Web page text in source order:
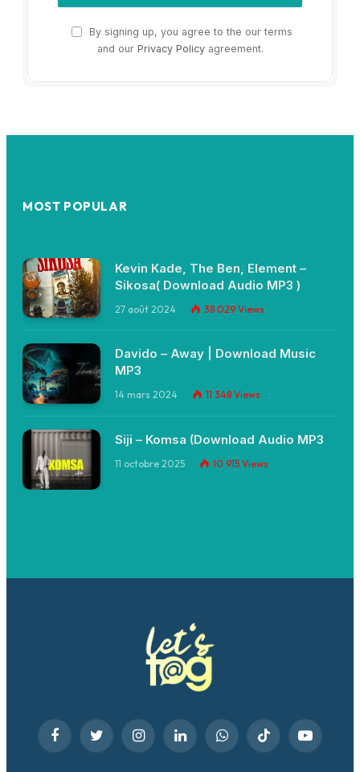
By signing up, you agree to the our terms
and our Privacy Policyagreement.
MOST POPULAR
Kevin Kade, The Ben, Element –
Sikosa( Download Audio MP3 )
27 août 2024 38 029 Views
Davido – Away | Download Music
MP3
14 mars 2024 11 348 Views
Siji – Komsa (Download Audio MP3
11 octobre 2025 10 915 Views
FacebookTwitter InstagramLinkedInWhatsAppTikTok YouTube